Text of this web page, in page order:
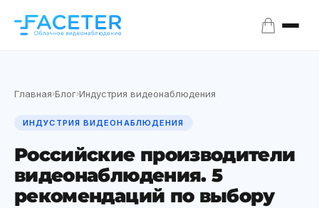
Главная›Блог›Индустрия видеонаблюдения
ИНДУСТРИЯ ВИДЕОНАБЛЮДЕНИЯ
Российские производители
видеонаблюдения. 5
рекомендаций по выбору